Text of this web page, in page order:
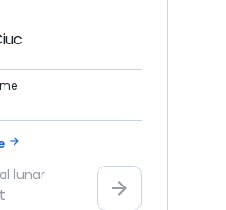
arrow_forward
lunar
arrow_forward